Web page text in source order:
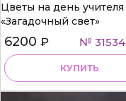
Цветы на день учителя
«Загадочный свет»
6200 ₽ № 31534
КУПИТЬ